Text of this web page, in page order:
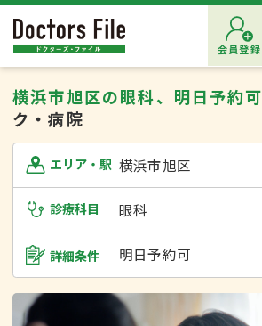
会員登録
横浜市旭区の眼科、明日予約可
ク・病院
エリア・駅 横浜市旭区
診療科目 眼科
詳細条件 明日予約可